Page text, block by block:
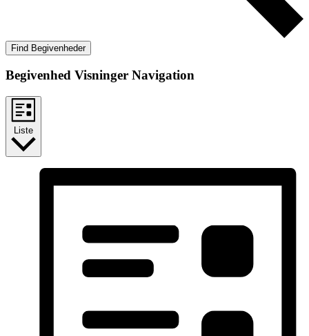
Find Begivenheder
Begivenhed Visninger Navigation
Liste